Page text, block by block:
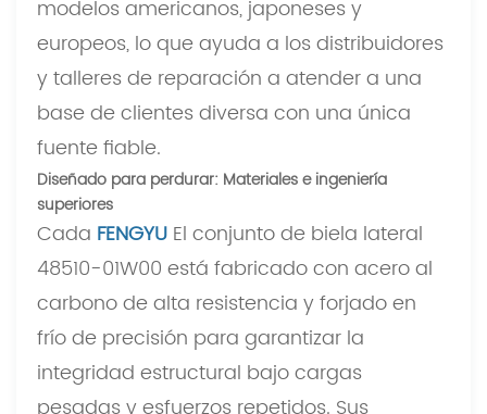
modelos americanos, japoneses y
europeos, lo que ayuda a los distribuidores
y talleres de reparación a atender a una
base de clientes diversa con una única
fuente fiable.
Diseñado para perdurar: Materiales e ingeniería
superiores
Cada FENGYU El conjunto de biela lateral
48510-01W00 está fabricado con acero al
carbono de alta resistencia y forjado en
frío de precisión para garantizar la
integridad estructural bajo cargas